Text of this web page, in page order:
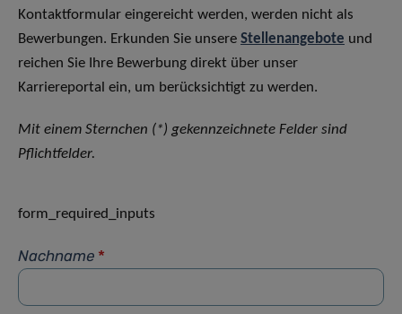
Kontaktformular eingereicht werden, werden nicht als
Bewerbungen. Erkunden Sie unsere Stellenangebote und
reichen Sie Ihre Bewerbung direkt über unser
Karriereportal ein, um berücksichtigt zu werden.
Mit einem Sternchen (*) gekennzeichnete Felder sind
Pflichtfelder.
form_required_inputs
Nachname *